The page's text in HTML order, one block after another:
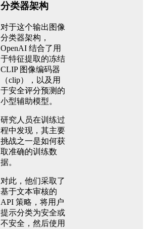
分类器架构
对于这个输出图像
分类器架构，
OpenAI 结合了用
于特征提取的冻结
CLIP 图像编码器
（clip），以及用
于安全评分预测的
小型辅助模型。
研究人员在训练过
程中发现，其主要
挑战之一是如何获
取准确的训练数
据。
对此，他们采取了
基于文本审核的
API 策略，将用户
提示分类为安全或
不安全，然后使用